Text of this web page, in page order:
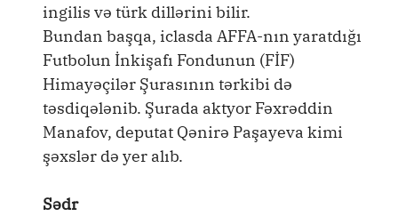
ingilis və türk dillərini bilir.
Bundan başqa, iclasda AFFA-nın yaratdığı
Futbolun İnkişafı Fondunun (FİF)
Himayəçilər Şurasının tərkibi də
təsdiqələnib. Şurada aktyor Fəxrəddin
Manafov, deputat Qənirə Paşayeva kimi
şəxslər də yer alıb.
Sədr